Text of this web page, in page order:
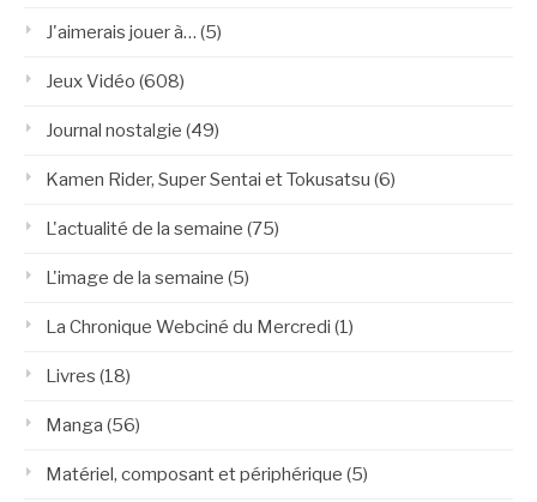
J'aimerais jouer à… (5)
Jeux Vidéo (608)
Journal nostalgie (49)
Kamen Rider, Super Sentai et Tokusatsu (6)
L'actualité de la semaine (75)
L'image de la semaine (5)
La Chronique Webciné du Mercredi (1)
Livres (18)
Manga (56)
Matériel, composant et périphérique (5)